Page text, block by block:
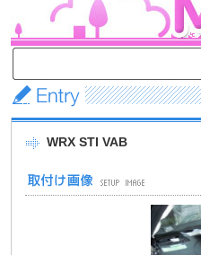
WRX STI VAB